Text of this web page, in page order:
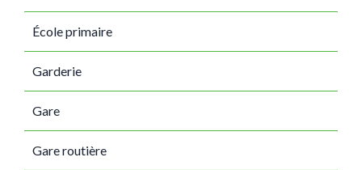
École primaire
Garderie
Gare
Gare routière